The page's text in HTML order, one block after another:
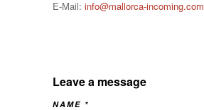
E-Mail: info@mallorca-incoming.com
Leave a message
NAME *